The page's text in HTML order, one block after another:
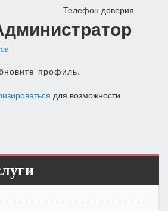
Телефон доверия
профиль.
для возможности